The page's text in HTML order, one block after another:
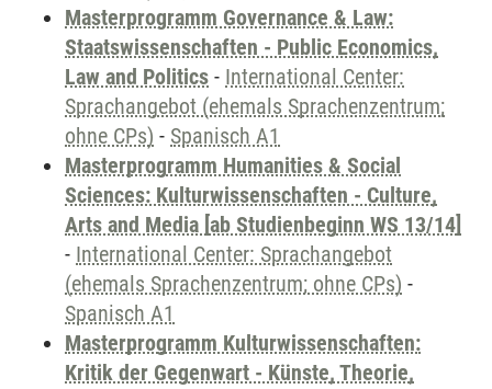
Masterprogramm Governance & Law:
Staatswissenschaften - Public Economics,
Law and Politics - International Center:
Sprachangebot (ehemals Sprachenzentrum;
ohne CPs) - Spanisch A1
Masterprogramm Humanities & Social
Sciences: Kulturwissenschaften - Culture,
Arts and Media [ab Studienbeginn WS 13/14]
- International Center: Sprachangebot
(ehemals Sprachenzentrum; ohne CPs) -
Spanisch A1
Masterprogramm Kulturwissenschaften:
Kritik der Gegenwart - Künste, Theorie,